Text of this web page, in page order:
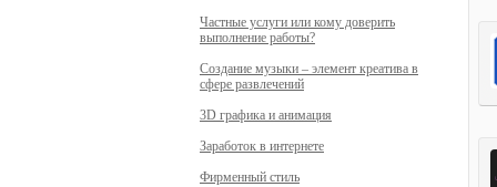
Частные услуги или кому доверить
выполнение работы?
Создание музыки – элемент креатива в
сфере развлечений
3D графика и анимация
Заработок в интернете
Фирменный стиль